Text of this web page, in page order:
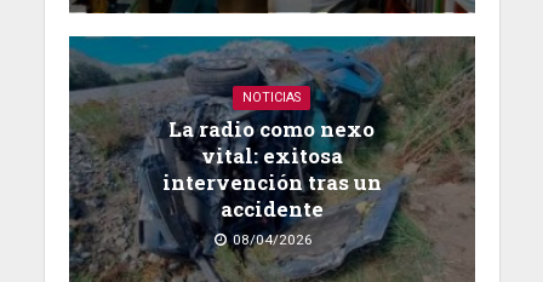
NOTICIAS
La radio como nexo
vital: exitosa
intervención tras un
accidente
08/04/2026